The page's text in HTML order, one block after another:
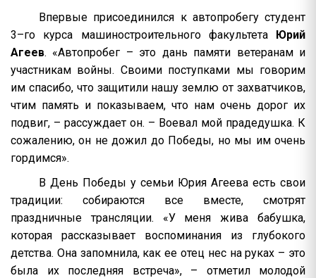
Впервые присоединился к автопробегу студент
3–го курса машиностроительного факультета Юрий
Агеев. «Автопробег – это дань памяти ветеранам и
участникам войны. Своими поступками мы говорим
им спасибо, что защитили нашу землю от захватчиков,
чтим память и показываем, что нам очень дорог их
подвиг, – рассуждает он. – Воевал мой прадедушка. К
сожалению, он не дожил до Победы, но мы им очень
гордимся».
В День Победы у семьи Юрия Агеева есть свои
традиции: собираются все вместе, смотрят
праздничные трансляции. «У меня жива бабушка,
которая рассказывает воспоминания из глубокого
детства. Она запомнила, как ее отец нес на руках – это
была их последняя встреча», – отметил молодой